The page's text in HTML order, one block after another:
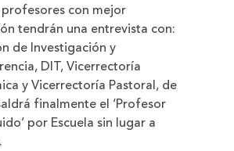
profesores con mejor
tendrán una entrevista con:
de Investigación y
DIT, Vicerrectoría
y Vicerrectoría Pastoral, de
finalmente el ‘Profesor
por Escuela sin lugar a